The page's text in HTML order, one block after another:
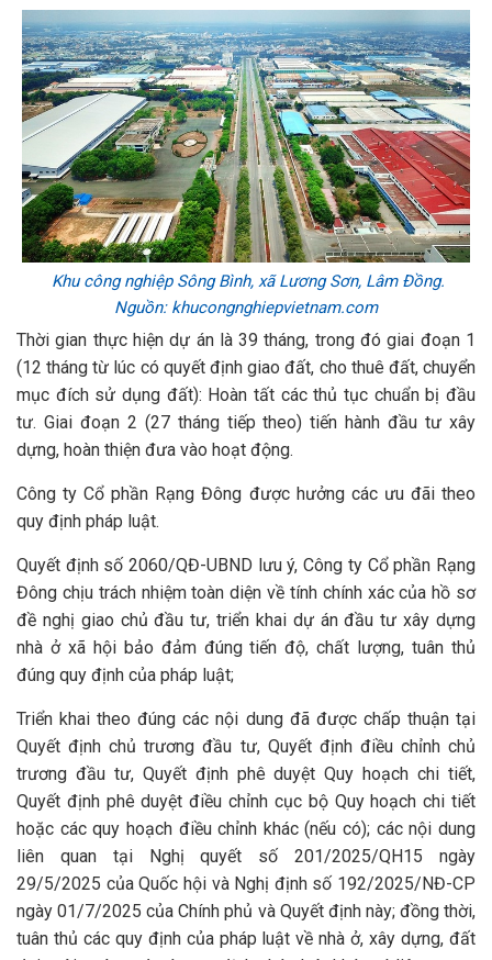
Khu công nghiệp Sông Bình, xã Lương Sơn, Lâm Đồng.
Nguồn: khucongnghiepvietnam.com
Thời gian thực hiện dự án là 39 tháng, trong đó giai đoạn 1
(12 tháng từ lúc có quyết định giao đất, cho thuê đất, chuyển
mục đích sử dụng đất): Hoàn tất các thủ tục chuẩn bị đầu
tư. Giai đoạn 2 (27 tháng tiếp theo) tiến hành đầu tư xây
dựng, hoàn thiện đưa vào hoạt động.
Công ty Cổ phần Rạng Đông được hưởng các ưu đãi theo
quy định pháp luật.
Quyết định số 2060/QĐ-UBND lưu ý, Công ty Cổ phần Rạng
Đông chịu trách nhiệm toàn diện về tính chính xác của hồ sơ
đề nghị giao chủ đầu tư, triển khai dự án đầu tư xây dựng
nhà ở xã hội bảo đảm đúng tiến độ, chất lượng, tuân thủ
đúng quy định của pháp luật;
Triển khai theo đúng các nội dung đã được chấp thuận tại
Quyết định chủ trương đầu tư, Quyết định điều chỉnh chủ
trương đầu tư, Quyết định phê duyệt Quy hoạch chi tiết,
Quyết định phê duyệt điều chỉnh cục bộ Quy hoạch chi tiết
hoặc các quy hoạch điều chỉnh khác (nếu có); các nội dung
liên quan tại Nghị quyết số 201/2025/QH15 ngày
29/5/2025 của Quốc hội và Nghị định số 192/2025/NĐ-CP
ngày 01/7/2025 của Chính phủ và Quyết định này; đồng thời,
tuân thủ các quy định của pháp luật về nhà ở, xây dựng, đất